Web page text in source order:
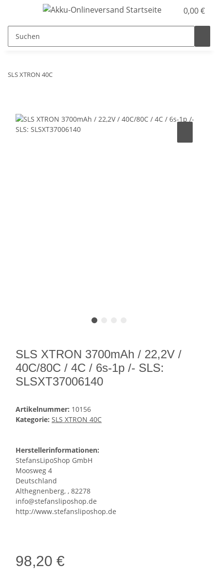
0,00 €
SLS XTRON 40C
SLS XTRON 3700mAh / 22,2V /
40C/80C / 4C / 6s-1p /- SLS:
SLSXT37006140
Artikelnummer: 10156
Kategorie: SLS XTRON 40C
Herstellerinformationen:
StefansLipoShop GmbH
Moosweg 4
Deutschland
Althegnenberg, , 82278
info@stefansliposhop.de
http://www.stefansliposhop.de
98,20 €